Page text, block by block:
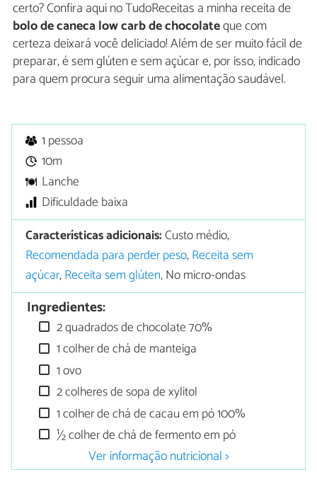
certo? Confira aqui no TudoReceitas a minha receita de
bolo de caneca low carb de chocolateque com
certeza deixará você deliciado! Além de ser muito fácil de
preparar, é sem glúten e sem açúcar e, por isso, indicado
para quem procura seguir uma alimentação saudável.
1 pessoa
10m
Lanche
Dificuldade baixa
Características adicionais:Custo médio,
Recomendada para perder peso,Receita sem
açúcar,Receita sem glúten, No micro-ondas
Ingredientes:
2 quadrados de chocolate 70%
1 colher de chá de manteiga
1 ovo
2 colheres de sopa de xylitol
1 colher de chá de cacau em pó 100%
½ colher de chá de fermento em pó
Ver informação nutricional >